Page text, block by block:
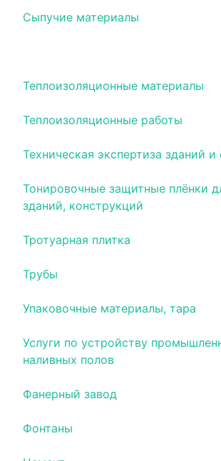
Сыпучие материалы
Теплоизоляционные материалы
Теплоизоляционные работы
Техническая экспертиза зданий
Тонировочные защитные плёнки
зданий, конструкций
Тротуарная плитка
Трубы
Упаковочные материалы, тара
Услуги по устройству
наливных полов
Фанерный завод
Фонтаны